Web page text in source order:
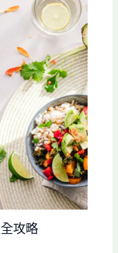
攻略